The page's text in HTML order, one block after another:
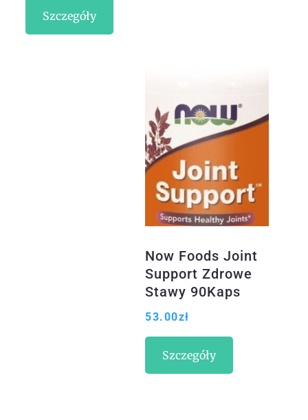
Szczegóły
Now Foods Joint
Support Zdrowe
Stawy 90Kaps
53.00zł
Szczegóły